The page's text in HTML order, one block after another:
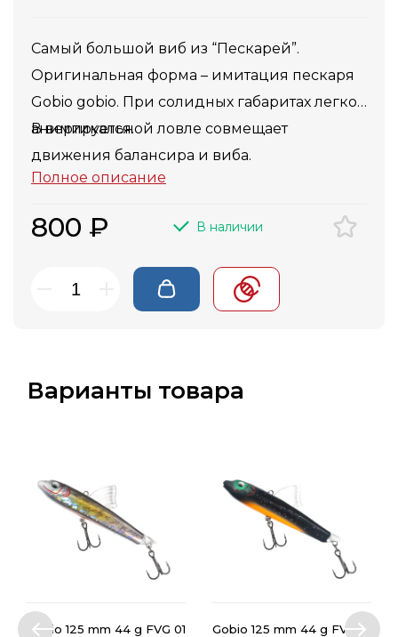
Самый большой виб из “Пескарей”.
Оригинальная форма – имитация пескаря
Gobio gobio. При солидных габаритах легко
анимируется.
В вертикальной ловле совмещает
движения балансира и виба.
Полное описание
800 ₽ В наличии
Варианты товара
Gobio 125 mm 44 g FVG 01
Gobio 125 mm 44 g FVG